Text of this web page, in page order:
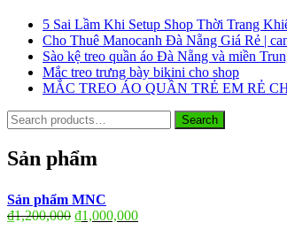
5 Sai Lầm Khi Setup Shop Thời Trang
Cho Thuê Manocanh Đà Nẵng Giá Rẻ |
Sào kệ treo quần áo Đà Nẵng và miền
Mắc treo trưng bày bikini cho shop
MẮC TREO ÁO QUẦN TRẺ EM RẺ
Search
for:
Search
Sản phẩm
Sản phẩm MNC
₫1,200,000 ₫1,000,000